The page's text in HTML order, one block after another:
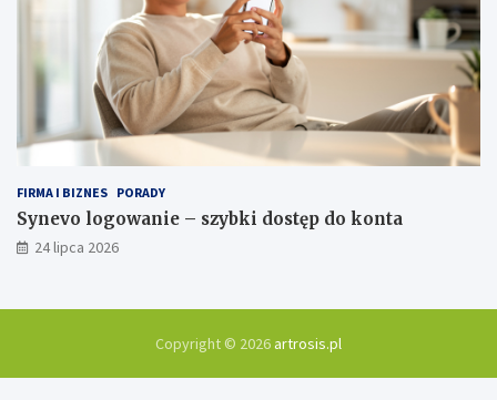
FIRMA I BIZNES PORADY
Synevo logowanie – szybki dostęp do konta
24 lipca 2026
Copyright © 2026artrosis.pl